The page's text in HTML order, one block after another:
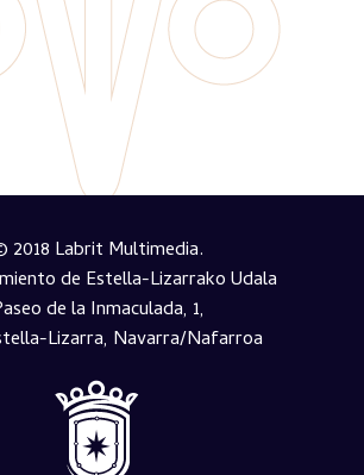
2018 Labrit Multimedia.
de Estella-Lizarrako Udala
de la Inmaculada, 1,
Lizarra, Navarra/Nafarroa